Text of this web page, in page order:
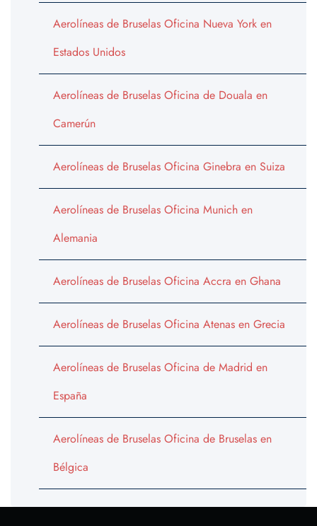
Aerolíneas de Bruselas Oficina Nueva York en
Estados Unidos
Aerolíneas de Bruselas Oficina de Douala en
Camerún
Aerolíneas de Bruselas Oficina Ginebra en Suiza
Aerolíneas de Bruselas Oficina Munich en
Alemania
Aerolíneas de Bruselas Oficina Accra en Ghana
Aerolíneas de Bruselas Oficina Atenas en Grecia
Aerolíneas de Bruselas Oficina de Madrid en
España
Aerolíneas de Bruselas Oficina de Bruselas en
Bélgica